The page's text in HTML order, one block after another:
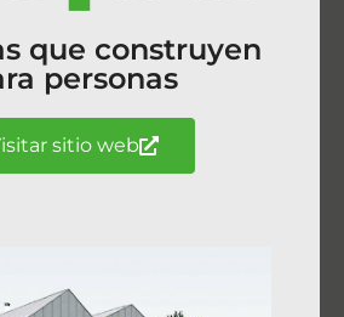
que construyen
personas
sitio web